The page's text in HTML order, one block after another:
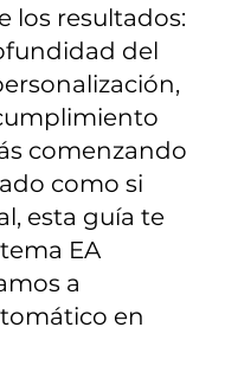
los resultados:
del
comenzando
como si
esta guía te
EA
a
en